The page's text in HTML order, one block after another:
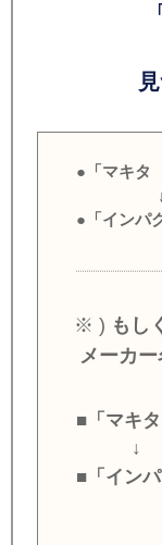
見
●「マキタ
●「インパ
※ ) もし
メーカー
■「マキ
↓
■「イン